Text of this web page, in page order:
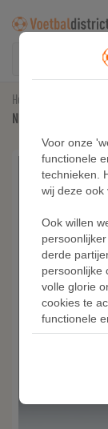
Home
Nike Sportswear Tech
Voor onze
functionele
technieken.
wij deze ook
Ook willen
derde
persoonlijke
volle glorie
cookies te
functionele